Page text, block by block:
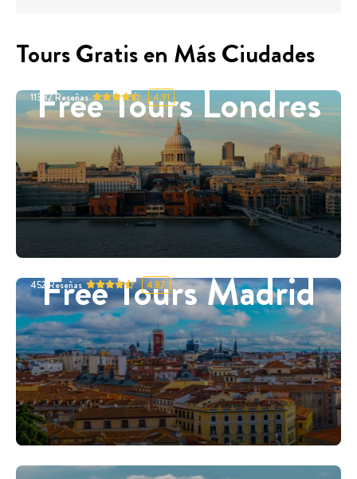
Tours Gratis en Más Ciudades
Free Tours Londres
11332Reseñas 4.91
Free Tours Madrid
452 Reseñas 4.87